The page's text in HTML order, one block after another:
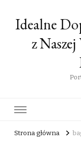
Idealne
z
Strona główna